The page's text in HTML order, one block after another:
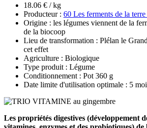
18.06 € / kg
Producteur : 60 Les ferments de la
Origine : les légumes viennent de la
de la biocoop
Lieu de transformation : Plélan le
cet effet
Agriculture : Biologique
Type produit : Légume
Conditionnement : Pot 360 g
Date limite d'utilisation optimale : 5
Les propriétés digestives (développement